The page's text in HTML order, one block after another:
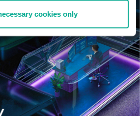
cookies only